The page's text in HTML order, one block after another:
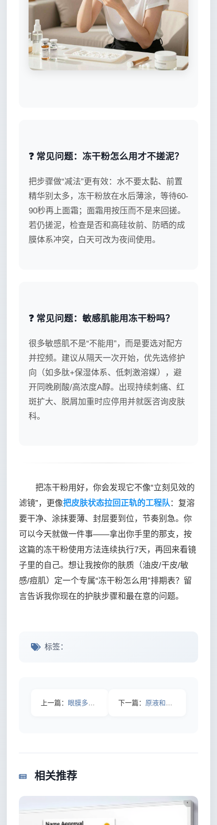
❓ 常见问题：冻干粉怎么用才不搓泥？
把步骤做“减法”更有效：水不要太黏、前置
精华别太多，冻干粉放在水后薄涂，等待60-
90秒再上面霜；面霜用按压而不是来回搓。
若仍搓泥，检查是否和高硅妆前、防晒的成
膜体系冲突，白天可改为夜间使用。
❓ 常见问题：敏感肌能用冻干粉吗？
很多敏感肌不是“不能用”，而是要选对配方
并控频。建议从隔天一次开始，优先选修护
向（如多肽+保湿体系、低刺激溶媒），避
开同晚刷酸/高浓度A醇。出现持续刺痛、红
斑扩大、脱屑加重时应停用并就医咨询皮肤
科。
把冻干粉用好，你会发现它不像“立刻见效的
滤镜”，更像把皮肤状态拉回正轨的工程队：复溶
要干净、涂抹要薄、封层要到位，节奏别急。你
可以今天就做一件事——拿出你手里的那支，按
这篇的冻干粉使用方法连续执行7天，再回来看镜
子里的自己。想让我按你的肤质（油皮/干皮/敏
感/痘肌）定一个专属“冻干粉怎么用”排期表？留
言告诉我你现在的护肤步骤和最在意的问题。
标签：
上一篇： 眼膜多久用一次才有效？2026年频率指南：别再越敷越干 下一篇： 原液和精华液区别：看完少走3年弯路的2026最新选购指南
相关推荐